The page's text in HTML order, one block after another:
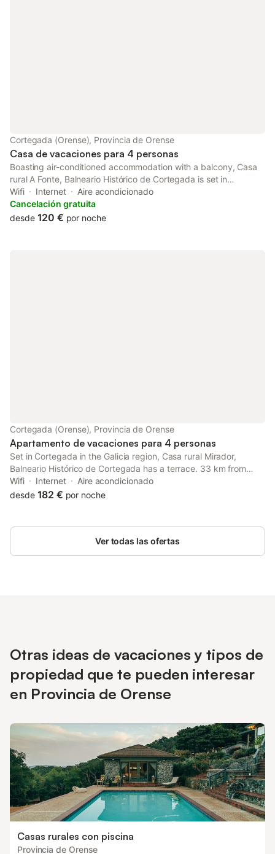
Cortegada (Orense), Provincia de Orense
Casa de vacaciones para 4 personas
Boasting air-conditioned accommodation with a balcony, Casa
rural A Fonte, Balneario Histórico de Cortegada is set in
Cortegada. With lake views, this accommodation offers a patio.
Wifi Internet
Aire acondicionado
Cancelación gratuita
desde 120 € por noche
Cortegada (Orense), Provincia de Orense
Apartamento de vacaciones para 4 personas
Set in Cortegada in the Galicia region, Casa rural Mirador,
Balneario Histórico de Cortegada has a terrace. 33 km from
Nossa Senhora da Peneda Sanctuary and 37 km from Pazo da
Touza Golf, the property offers a garden and a bar.
Wifi Internet
Aire acondicionado
desde 182 € por noche
Ver todas las ofertas
Otras ideas de vacaciones y tipos de
propiedad que te pueden interesar
en Provincia de Orense
Casas rurales con piscina
Provincia de Orense